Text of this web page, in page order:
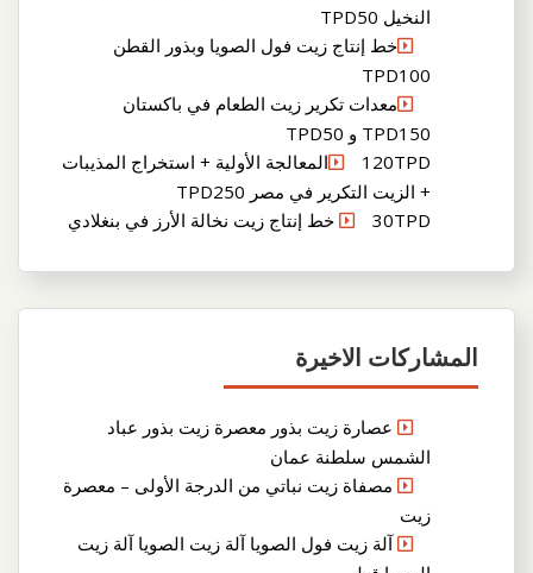
النخيل TPD50
خط إنتاج زيت فول الصويا وبذور القطن
TPD100
معدات تكرير زيت الطعام في باكستان
TPD150 و TPD50
120TPDالمعالجة الأولية + استخراج المذيبات
+ الزيت التكرير في مصر TPD250
30TPD خط إنتاج زيت نخالة الأرز في بنغلادي
المشاركات الاخيرة
عصارة زيت بذور معصرة زيت بذور عباد
الشمس سلطنة عمان
مصفاة زيت نباتي من الدرجة الأولى – معصرة
زيت
آلة زيت فول الصويا آلة زيت الصويا آلة زيت